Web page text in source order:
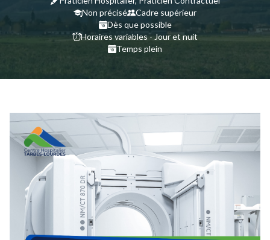
Non précisé
Cadre supérieur
Dès que possible
Horaires variables - Jour et nuit
Temps plein